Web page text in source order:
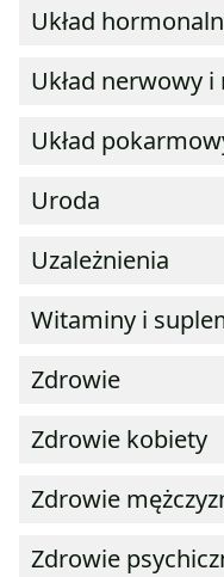
Układ
Układ nerwowy i
Układ
Uroda
Uzależnienia
Witaminy i
Zdrowie
Zdrowie kobiety
Zdrowie
Zdrowie